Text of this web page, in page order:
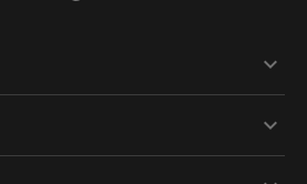

